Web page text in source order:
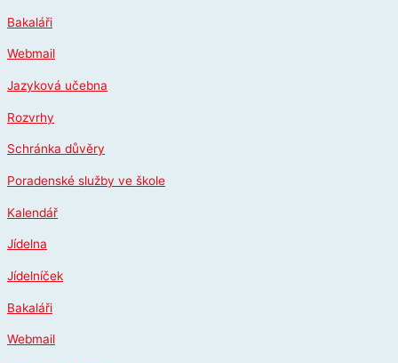
na
obsah
Bakaláři
Webmail
Jazyková učebna
Rozvrhy
Schránka důvěry
Poradenské služby ve škole
Kalendář
Jídelna
Jídelníček
Bakaláři
Webmail